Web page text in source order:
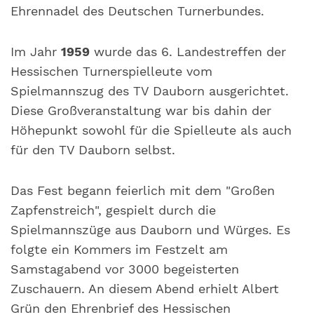
Ehrennadel des Deutschen Turnerbundes.
Im Jahr 1959 wurde das 6. Landestreffen der
Hessischen Turnerspielleute vom
Spielmannszug des TV Dauborn ausgerichtet.
Diese Großveranstaltung war bis dahin der
Höhepunkt sowohl für die Spielleute als auch
für den TV Dauborn selbst.
Das Fest begann feierlich mit dem "Großen
Zapfenstreich", gespielt durch die
Spielmannszüge aus Dauborn und Würges. Es
folgte ein Kommers im Festzelt am
Samstagabend vor 3000 begeisterten
Zuschauern. An diesem Abend erhielt Albert
Grün den Ehrenbrief des Hessischen